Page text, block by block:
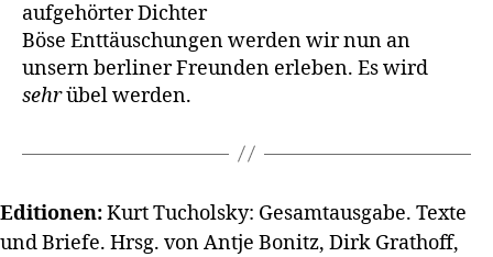
aufgehörter Dichter
Böse Enttäuschungen werden wir nun an
unsern berliner Freunden erleben. Es wird
sehrübel werden.
Editionen:Kurt Tucholsky: Gesamtausgabe. Texte
und Briefe. Hrsg. von Antje Bonitz, Dirk Grathoff,